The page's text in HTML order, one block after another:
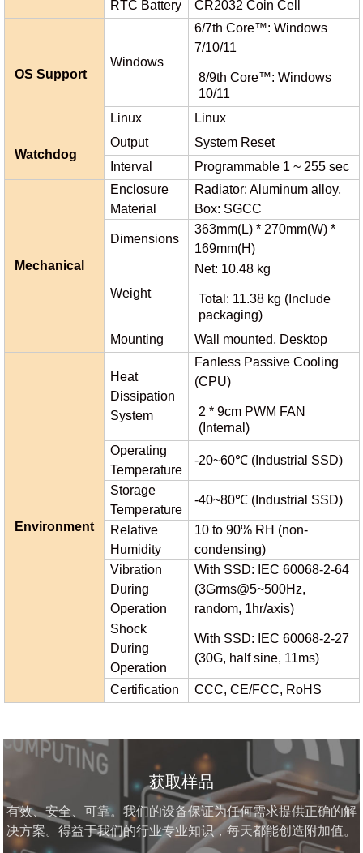
RTC Battery CR2032 Coin Cell
OS Support
Windows
6/7th Core™: Windows
7/10/11
8/9th Core™: Windows
10/11
Linux
Linux
Watchdog
Output
System Reset
Interval
Programmable 1 ~ 255 sec
Mechanical
Enclosure
Material
Radiator: Aluminum alloy,
Box: SGCC
Dimensions
363mm(L) * 270mm(W) *
169mm(H)
Weight
Net: 10.48 kg
Total: 11.38 kg (Include
packaging)
Mounting
Wall mounted, Desktop
Environment
Heat
Dissipation
System
Fanless Passive Cooling
(CPU)
2 * 9cm PWM FAN
(Internal)
Operating
Temperature
-20~60℃ (Industrial SSD)
Storage
Temperature
-40~80℃ (Industrial SSD)
Relative
Humidity
10 to 90% RH (non-
condensing)
Vibration
During
Operation
With SSD: IEC 60068-2-64
(3Grms@5~500Hz,
random, 1hr/axis)
Shock
During
Operation
With SSD: IEC 60068-2-27
(30G, half sine, 11ms)
Certification CCC, CE/FCC, RoHS
获取样品
有效、安全、可靠。我们的设备保证为任何需求提供正确的解
决方案。得益于我们的行业专业知识，每天都能创造附加值。